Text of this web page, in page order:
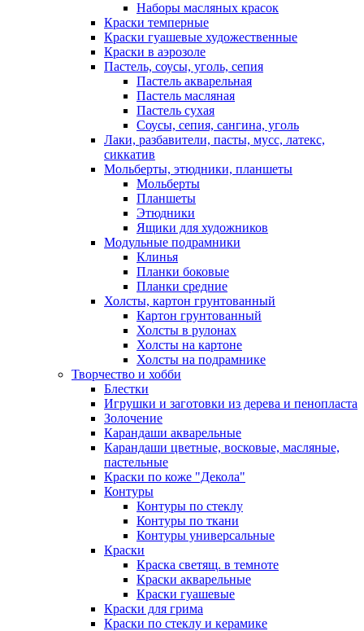
Наборы масляных красок
Краски темперные
Краски гуашевые художественные
Краски в аэрозоле
Пастель, соусы, уголь, сепия
Пастель акварельная
Пастель масляная
Пастель сухая
Соусы, сепия, сангина, уголь
Лаки, разбавители, пасты, мусс, латекс,
сиккатив
Мольберты, этюдники, планшеты
Мольберты
Планшеты
Этюдники
Ящики для художников
Модульные подрамники
Клинья
Планки боковые
Планки средние
Холсты, картон грунтованный
Картон грунтованный
Холсты в рулонах
Холсты на картоне
Холсты на подрамнике
Творчество и хобби
Блестки
Игрушки и заготовки из дерева и пенопласта
Золочение
Карандаши акварельные
Карандаши цветные, восковые, масляные,
пастельные
Краски по коже "Декола"
Контуры
Контуры по стеклу
Контуры по ткани
Контуры универсальные
Краски
Краска светящ. в темноте
Краски акварельные
Краски гуашевые
Краски для грима
Краски по стеклу и керамике